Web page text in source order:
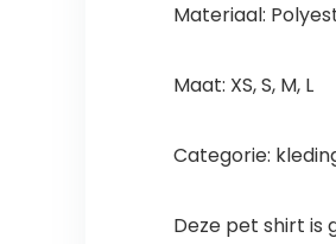
Materiaal:
Maat: XS, S, M, L
Categorie:
Deze pet shirt is